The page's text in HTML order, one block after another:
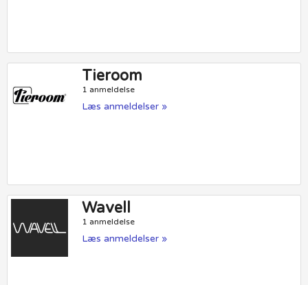
Tieroom
1 anmeldelse
Læs anmeldelser »
Wavell
1 anmeldelse
Læs anmeldelser »